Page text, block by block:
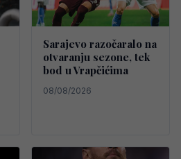
Sarajevo razočaralo na
otvaranju sezone, tek
bod u Vrapčićima
08/08/2026